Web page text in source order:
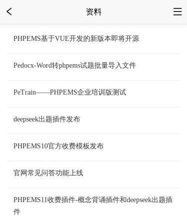
资料
PHPEMS基于VUE开发的新版本即将开源
Pedocx-Word转phpems试题批量导入文件
PeTrain——PHPEMS企业培训版测试
deepseek出题插件发布
PHPEMS10官方收费模板发布
官网常见问答功能上线
PHPEMS11收费插件-概念背诵插件和deepseek出题插
件